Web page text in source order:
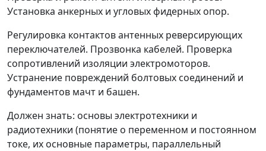
Установка анкерных и угловых фидерных опор.
Регулировка контактов антенных реверсирующих
переключателей. Прозвонка кабелей. Проверка
сопротивлений изоляции электромоторов.
Устранение повреждений болтовых соединений и
фундаментов мачт и башен.
Должен знать: основы электротехники и
радиотехники (понятие о переменном и постоянном
токе, их основные параметры, параллельный